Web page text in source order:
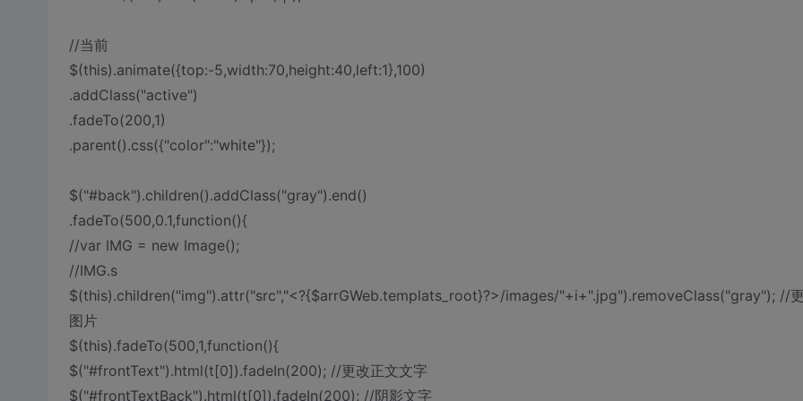
//当前
$(this).animate({top:-5,width:70,height:40,left:1},100)
.addClass("active")
.fadeTo(200,1)
.parent().css({"color":"white"});
$("#back").children().addClass("gray").end()
.fadeTo(500,0.1,function(){
//var IMG = new Image();
//IMG.s
$(this).children("img").attr("src","<?{$arrGWeb.templats_root}?>/images/"+i+".jpg").removeClass("gray"); //
图片
$(this).fadeTo(500,1,function(){
$("#frontText").html(t[0]).fadeIn(200); //更改正文文字
$("#frontTextBack").html(t[0]).fadeIn(200); //阴影文字